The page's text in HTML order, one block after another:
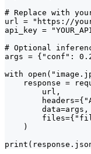
# Replace with
url = "https://
api_key =
# Optional
args = {"conf":
with
response =
        url,
        data=args,
    )